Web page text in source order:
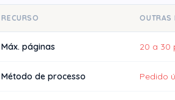
RECURSO OUTRAS
Máx. páginas 20 a 30
Método de processo Pedido